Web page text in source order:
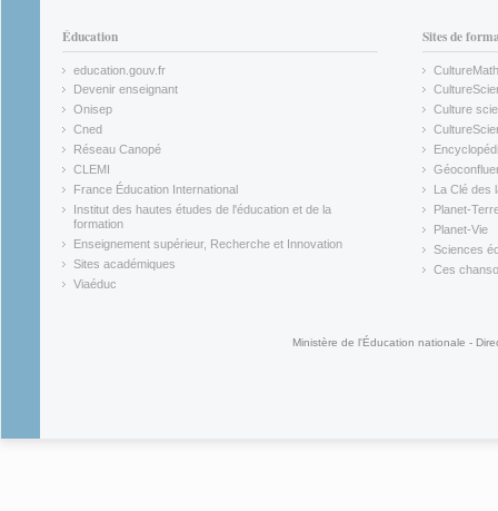
Éducation
education.gouv.fr
(link is external)
Devenir enseignant
(link is external)
Onisep
(link is external)
Cned
(link is external)
Réseau Canopé
(link is external)
CLEMI
(link is external)
France Éducation International
(link is external)
Institut des hautes études de l'éducation et de la
formation
(link is external)
Enseignement supérieur, Recherche et Innovation
(link is external)
Sites académiques
(link is external)
Viaéduc
Sites de
CultureMath
(link is
(link is
Culture
(link is
(link is
(link is
La Clé des
(link is
Planet-
(link is
Planet-Vie
(link is
Sciences
(link is
Ces
Ministère de l'Éducation nationale -